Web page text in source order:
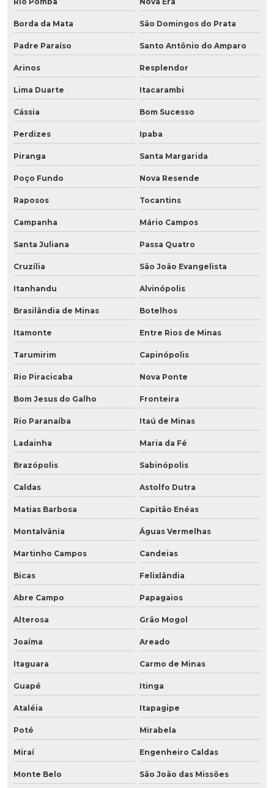
Borda da Mata São Domingos do Prata
Padre Paraíso Santo Antônio do Amparo
Arinos Resplendor
Lima Duarte Itacarambi
Cássia Bom Sucesso
Perdizes Ipaba
Piranga Santa Margarida
Poço Fundo Nova Resende
Raposos Tocantins
Campanha Mário Campos
Santa Juliana Passa Quatro
Cruzília São João Evangelista
Itanhandu Alvinópolis
Brasilândia de Minas Botelhos
Itamonte Entre Rios de Minas
Tarumirim Capinópolis
Rio Piracicaba Nova Ponte
Bom Jesus do Galho Fronteira
Rio Paranaíba Itaú de Minas
Ladainha Maria da Fé
Brazópolis Sabinópolis
Caldas Astolfo Dutra
Matias Barbosa Capitão Enéas
Montalvânia Águas Vermelhas
Martinho Campos Candeias
Bicas Felixlândia
Abre Campo Papagaios
Alterosa Grão Mogol
Joaíma Areado
Itaguara Carmo de Minas
Guapé Itinga
Ataléia Itapagipe
Poté Mirabela
Miraí Engenheiro Caldas
Monte Belo São João das Missões